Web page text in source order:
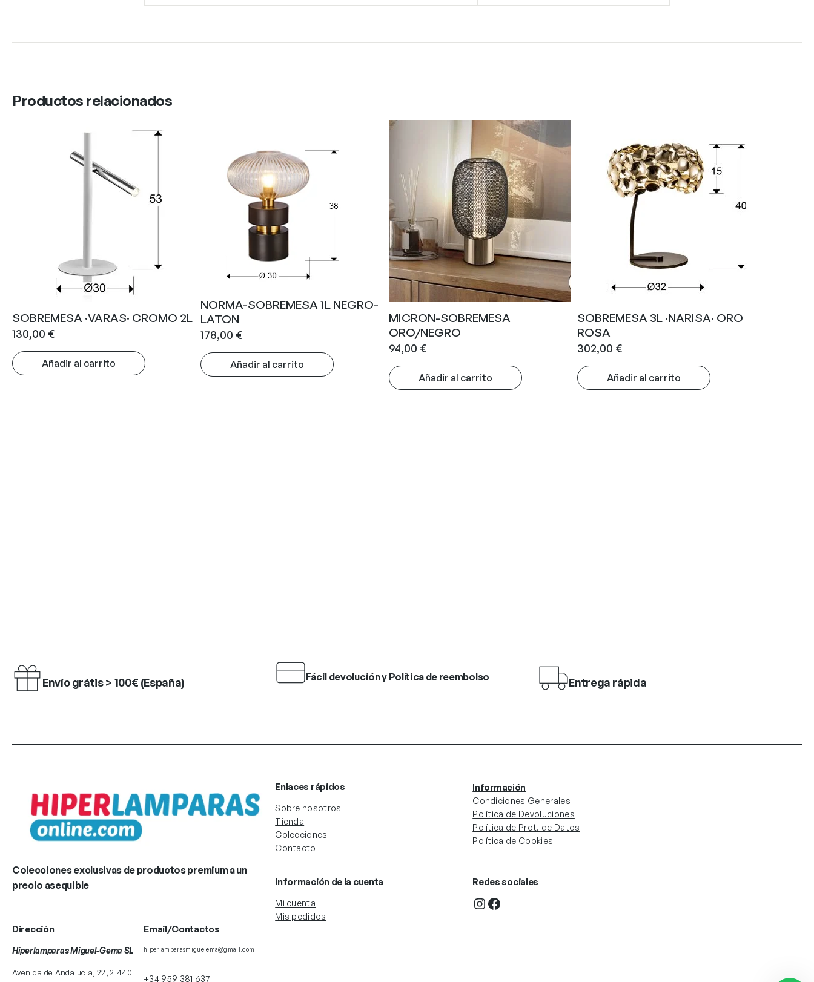
Productos relacionados
SOBREMESA ·VARAS· CROMO 2L
130,00 €
Añadir al carrito
NORMA-SOBREMESA 1L NEGRO-
LATON
178,00 €
Añadir al carrito
MICRON-SOBREMESA
ORO/NEGRO
94,00 €
Añadir al carrito
SOBREMESA 3L ·NARISA· ORO
ROSA
302,00 €
Añadir al carrito
Envío grátis > 100€ (España) Fácil devolución y Política de reembolso Entrega rápida
Colecciones exclusivas de productos premium a un
precio asequible
Dirección
Hiperlamparas Miguel-Gema SL
Avenida de Andalucia, 22, 21440
Email/Contactos
hiperlamparasmiguelema@gmail.com
+34 959 381 637
Enlaces rápidos
Sobre nosotros
Tienda
Colecciones
Contacto
Información
Condiciones Generales
Política de Devoluciones
Política de Prot. de Datos
Política de Cookies
Información de la cuenta
Mi cuenta
Mis pedidos
Redes sociales
InstagramFacebook